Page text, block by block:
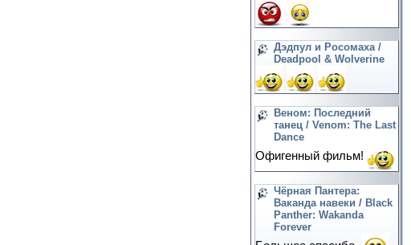
Дэдпул и Росомаха /
Deadpool & Wolverine
Веном: Последний
танец / Venom: The Last
Dance
Офигенный фильм!
Чёрная Пантера:
Ваканда навеки / Black
Panther: Wakanda
Forever